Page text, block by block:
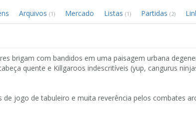
Arquivos (1) Mercado Listas (1) Partidas (2)
brigam com bandidos em uma paisagem urbana
quente e Killgaroos indescritíveis (yup, cangurus
jogo de tabuleiro e muita reverência pelos combates